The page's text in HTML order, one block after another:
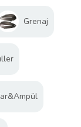
Grenaj